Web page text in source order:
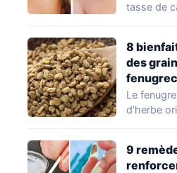
tasse de
8
des
Le
d’herbe
9